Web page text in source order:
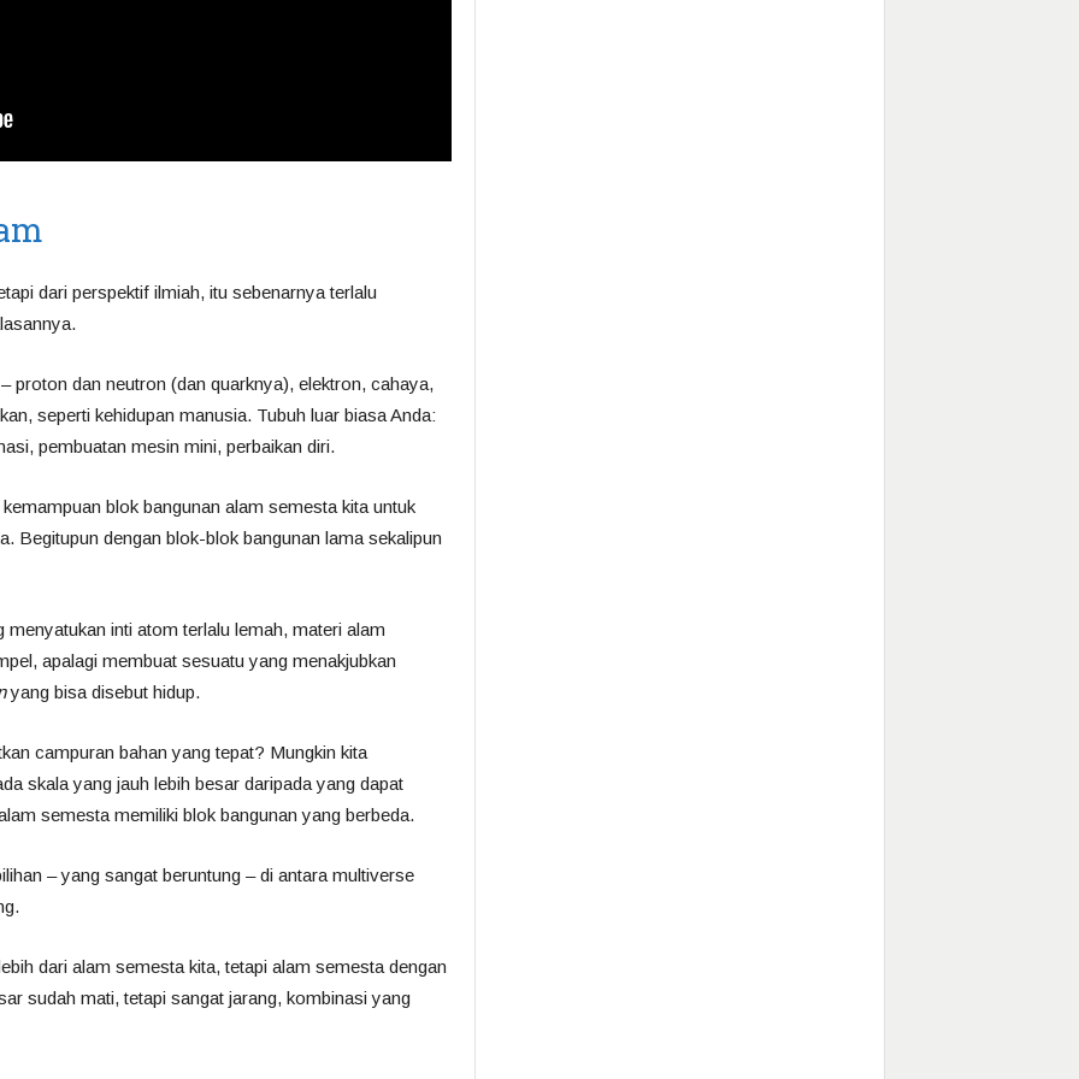
dari perspektif ilmiah, itu sebenarnya terlalu
proton dan neutron (dan quarknya), elektron, cahaya,
seperti kehidupan manusia. Tubuh luar biasa Anda:
pembuatan mesin mini, perbaikan diri.
blok bangunan alam semesta kita untuk
Begitupun dengan blok-blok bangunan lama sekalipun
inti atom terlalu lemah, materi alam
apalagi membuat sesuatu yang menakjubkan
yang bisa disebut hidup.
campuran bahan yang tepat? Mungkin kita
skala yang jauh lebih besar daripada yang dapat
semesta memiliki blok bangunan yang berbeda.
– yang sangat beruntung – di antara multiverse
dari alam semesta kita, tetapi alam semesta dengan
sudah mati, tetapi sangat jarang, kombinasi yang